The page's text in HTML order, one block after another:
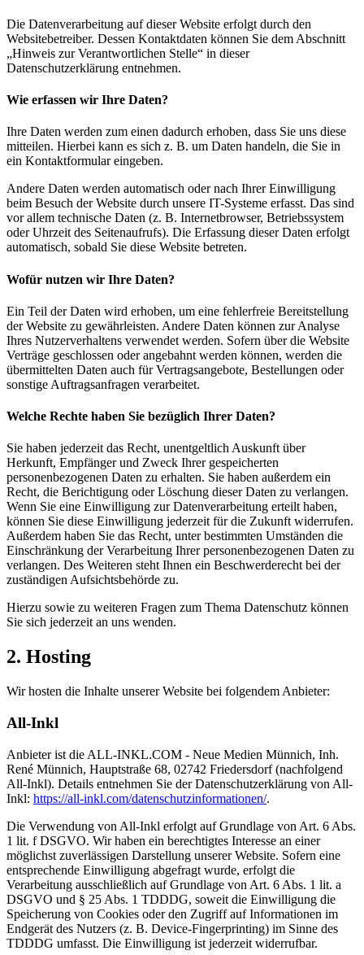
Die Datenverarbeitung auf dieser Website erfolgt durch den
Websitebetreiber. Dessen Kontaktdaten können Sie dem Abschnitt
„Hinweis zur Verantwortlichen Stelle“ in dieser
Datenschutzerklärung entnehmen.
Wie erfassen wir Ihre Daten?
Ihre Daten werden zum einen dadurch erhoben, dass Sie uns diese
mitteilen. Hierbei kann es sich z. B. um Daten handeln, die Sie in
ein Kontaktformular eingeben.
Andere Daten werden automatisch oder nach Ihrer Einwilligung
beim Besuch der Website durch unsere IT-Systeme erfasst. Das sind
vor allem technische Daten (z. B. Internetbrowser, Betriebssystem
oder Uhrzeit des Seitenaufrufs). Die Erfassung dieser Daten erfolgt
automatisch, sobald Sie diese Website betreten.
Wofür nutzen wir Ihre Daten?
Ein Teil der Daten wird erhoben, um eine fehlerfreie Bereitstellung
der Website zu gewährleisten. Andere Daten können zur Analyse
Ihres Nutzerverhaltens verwendet werden. Sofern über die Website
Verträge geschlossen oder angebahnt werden können, werden die
übermittelten Daten auch für Vertragsangebote, Bestellungen oder
sonstige Auftragsanfragen verarbeitet.
Welche Rechte haben Sie bezüglich Ihrer Daten?
Sie haben jederzeit das Recht, unentgeltlich Auskunft über
Herkunft, Empfänger und Zweck Ihrer gespeicherten
personenbezogenen Daten zu erhalten. Sie haben außerdem ein
Recht, die Berichtigung oder Löschung dieser Daten zu verlangen.
Wenn Sie eine Einwilligung zur Datenverarbeitung erteilt haben,
können Sie diese Einwilligung jederzeit für die Zukunft widerrufen.
Außerdem haben Sie das Recht, unter bestimmten Umständen die
Einschränkung der Verarbeitung Ihrer personenbezogenen Daten zu
verlangen. Des Weiteren steht Ihnen ein Beschwerderecht bei der
zuständigen Aufsichtsbehörde zu.
Hierzu sowie zu weiteren Fragen zum Thema Datenschutz können
Sie sich jederzeit an uns wenden.
2. Hosting
Wir hosten die Inhalte unserer Website bei folgendem Anbieter:
All-Inkl
Anbieter ist die ALL-INKL.COM - Neue Medien Münnich, Inh.
René Münnich, Hauptstraße 68, 02742 Friedersdorf (nachfolgend
All-Inkl). Details entnehmen Sie der Datenschutzerklärung von All-
Inkl: https://all-inkl.com/datenschutzinformationen/.
Die Verwendung von All-Inkl erfolgt auf Grundlage von Art. 6 Abs.
1 lit. f DSGVO. Wir haben ein berechtigtes Interesse an einer
möglichst zuverlässigen Darstellung unserer Website. Sofern eine
entsprechende Einwilligung abgefragt wurde, erfolgt die
Verarbeitung ausschließlich auf Grundlage von Art. 6 Abs. 1 lit. a
DSGVO und § 25 Abs. 1 TDDDG, soweit die Einwilligung die
Speicherung von Cookies oder den Zugriff auf Informationen im
Endgerät des Nutzers (z. B. Device-Fingerprinting) im Sinne des
TDDDG umfasst. Die Einwilligung ist jederzeit widerrufbar.